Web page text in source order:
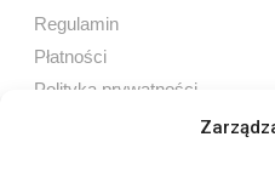
Regulamin
Płatności
Polityka prywatności